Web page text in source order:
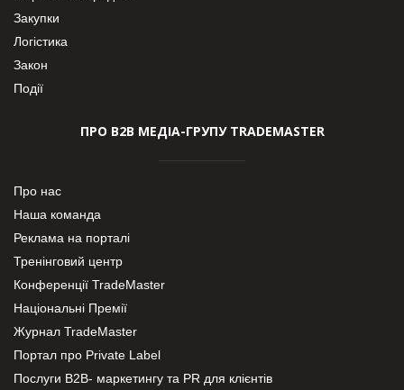
Закупки
Логістика
Закон
Події
ПРО В2В МЕДІА-ГРУПУ TRADEMASTER
Про нас
Наша команда
Реклама на порталі
Тренінговий центр
Конференції TradeMaster
Національні Премії
Журнал TradeMaster
Портал про Private Label
Послуги В2В- маркетингу та PR для клієнтів